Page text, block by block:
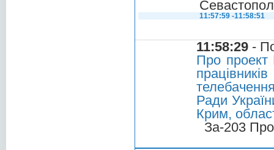
11:57:59 -11:58:51
11:58:29 -
Про проект
Ради
Крим,
За-203